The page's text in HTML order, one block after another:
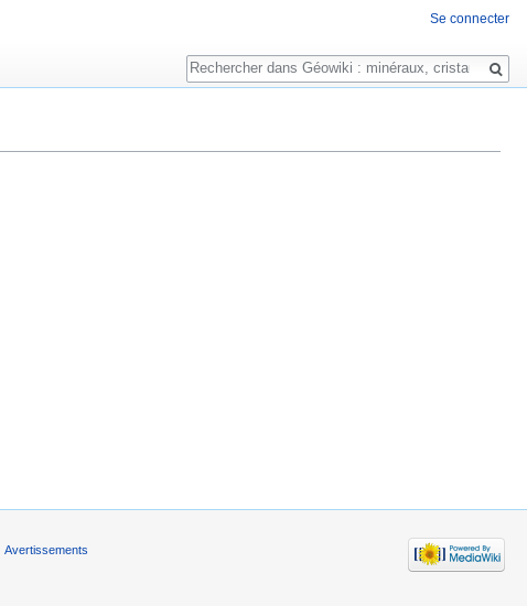
Se connecter
Rechercher
Avertissements